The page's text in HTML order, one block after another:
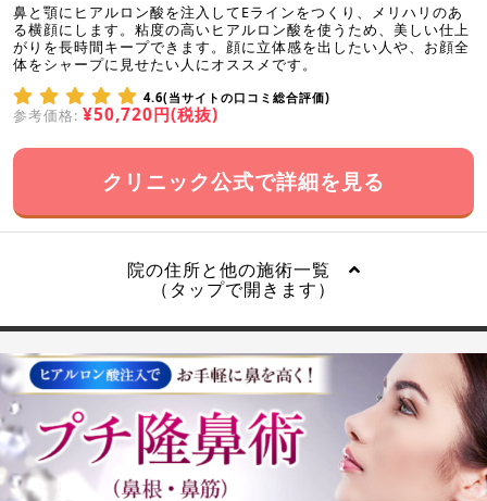
鼻と顎にヒアルロン酸を注入してEラインをつくり、メリハリのあ
る横顔にします。粘度の高いヒアルロン酸を使うため、美しい仕上
がりを長時間キープできます。顔に立体感を出したい人や、お顔全
体をシャープに見せたい人にオススメです。
4.6(当サイトの口コミ総合評価)
参考価格: ¥50,720円(税抜)
クリニック公式で詳細を見る
院の住所と他の施術一覧
（タップで開きます）